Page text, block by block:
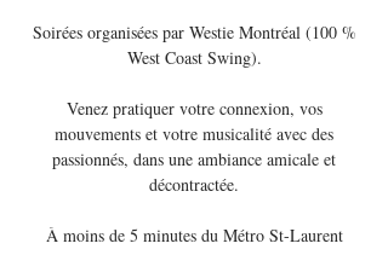
Soirées organisées par Westie Montréal (100 %
West Coast Swing).
Venez pratiquer votre connexion, vos
mouvements et votre musicalité avec des
passionnés, dans une ambiance amicale et
décontractée.
À moins de 5 minutes du Métro St-Laurent